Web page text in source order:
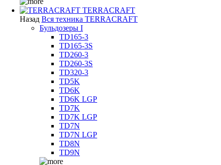
TERRACRAFT
Назад Вся техника TERRACRAFT
Бульдозеры I
TD165-3
TD165-3S
TD260-3
TD260-3S
TD320-3
TD5K
TD6K
TD6K LGP
TD7K
TD7K LGP
TD7N
TD7N LGP
TD8N
TD9N